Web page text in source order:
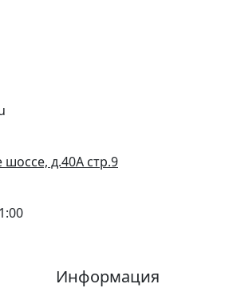
д.40А стр.9
Информация